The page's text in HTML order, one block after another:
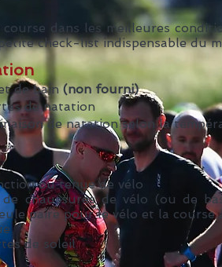
dans les meilleures
check-list indispensable du
de bain (non fourni)
de natation
de natation selon la
ou tenue de vélo
de chaussures de vélo (ou de
paire pour le vélo et la course
de soleil